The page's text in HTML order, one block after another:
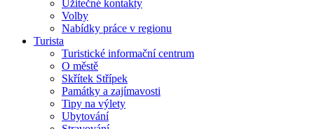
Užitečné kontakty
Volby
Nabídky práce v regionu
Turista
Turistické informační centrum
O městě
Skřítek Střípek
Památky a zajímavosti
Tipy na výlety
Ubytování